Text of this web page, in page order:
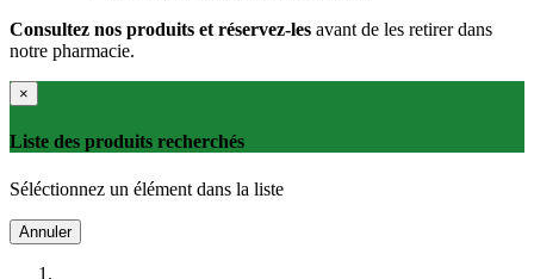
Consultez nos produits et réservez-les avant de les retirer dans
notre pharmacie.
×
Liste des produits recherchés
Séléctionnez un élément dans la liste
Annuler